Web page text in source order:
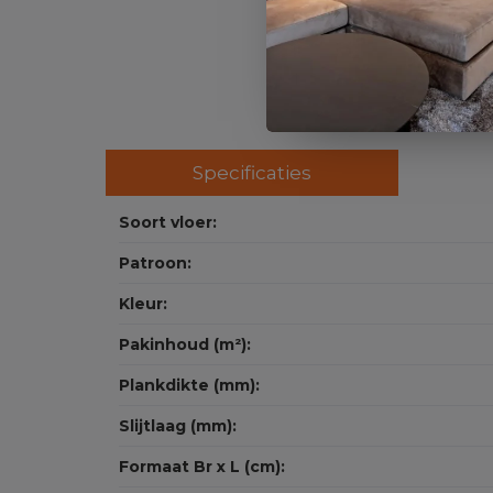
Specificaties
Soort vloer:
Patroon:
Kleur:
Pakinhoud (m²):
Plankdikte (mm):
Slijtlaag (mm):
Formaat Br x L (cm):